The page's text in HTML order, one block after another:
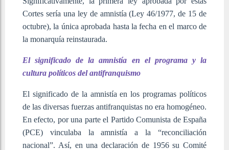
Cortes sería una ley de amnistía (Ley 46/1977, de 15 de
octubre), la única aprobada hasta la fecha en el marco de
la monarquía reinstaurada.
El significado de la amnistía en el programa y la
cultura políticos del antifranquismo
El significado de la amnistía en los programas políticos
de las diversas fuerzas antifranquistas no era homogéneo.
En efecto, por una parte el Partido Comunista de España
(PCE) vinculaba la amnistía a la “reconciliación
nacional”. Así, en una declaración de 1956 su Comité